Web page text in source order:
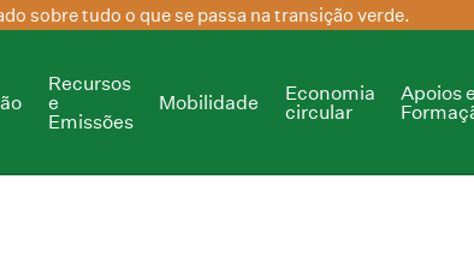
sobre tudo o que se passa na transição verde.
Recursos
e
Emissões
Mobilidade
Economia
circular
Apoios e